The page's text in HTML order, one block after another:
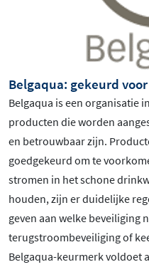
Belgaqua: gekeurd
Belgaqua is een organisatie
producten die worden
en betrouwbaar zijn.
goedgekeurd om te
stromen in het schone
houden, zijn er duidelijke
geven aan welke beveiliging
terugstroombeveiliging of
Belgaqua-keurmerk voldoet